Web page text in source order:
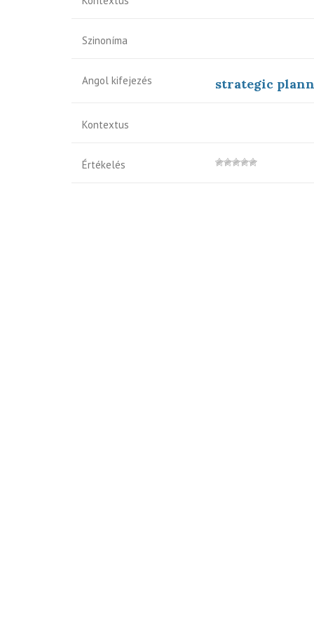
Szinoníma
Angol kifejezés strategic
Kontextus
Értékelés